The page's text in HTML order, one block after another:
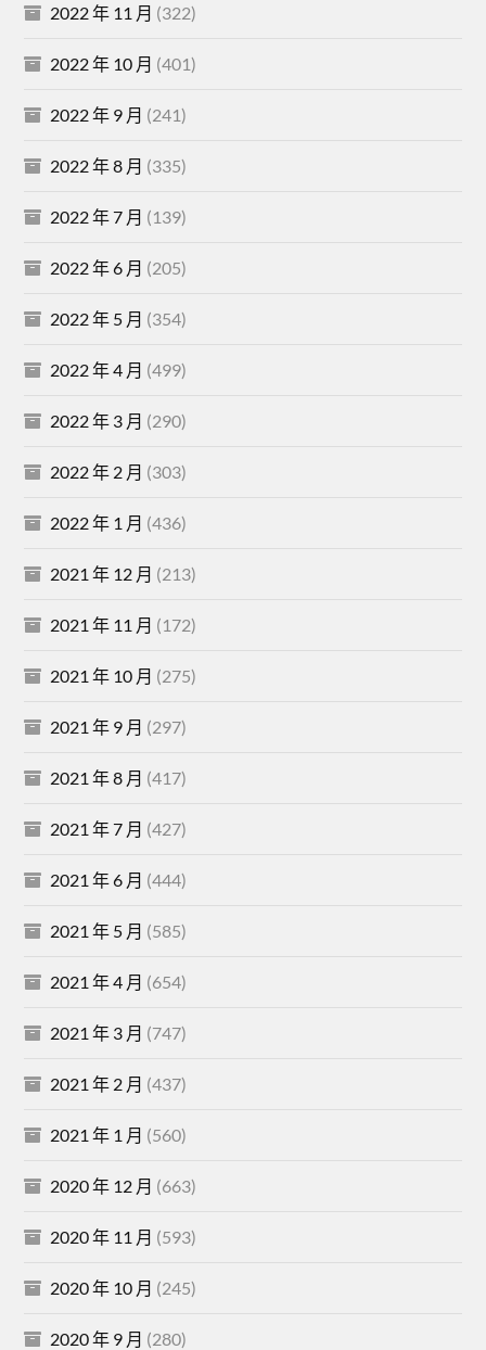
2022 年 11 月 (322)
2022 年 10 月 (401)
2022 年 9 月 (241)
2022 年 8 月 (335)
2022 年 7 月 (139)
2022 年 6 月 (205)
2022 年 5 月 (354)
2022 年 4 月 (499)
2022 年 3 月 (290)
2022 年 2 月 (303)
2022 年 1 月 (436)
2021 年 12 月 (213)
2021 年 11 月 (172)
2021 年 10 月 (275)
2021 年 9 月 (297)
2021 年 8 月 (417)
2021 年 7 月 (427)
2021 年 6 月 (444)
2021 年 5 月 (585)
2021 年 4 月 (654)
2021 年 3 月 (747)
2021 年 2 月 (437)
2021 年 1 月 (560)
2020 年 12 月 (663)
2020 年 11 月 (593)
2020 年 10 月 (245)
2020 年 9 月 (280)